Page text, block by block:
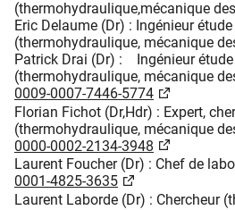
(thermohydraulique,mécanique
Eric Delaume (Dr) : Ingénieur
(thermohydraulique, mécanique
Patrick Drai (Dr) : Ingénieur étude
(thermohydraulique, mécanique
0009-0007-7446-5774
Florian Fichot (Dr,Hdr) : Expert,
(thermohydraulique, mécanique
0000-0002-2134-3948
Laurent Foucher (Dr) : Chef de
0001-4825-3635
Laurent Laborde (Dr) : Chercheur